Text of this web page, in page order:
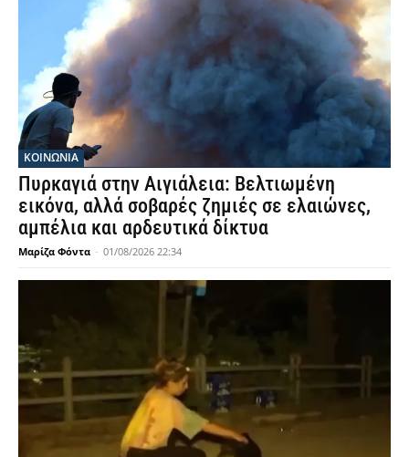
ΚΟΙΝΩΝΙΑ
Πυρκαγιά στην Αιγιάλεια: Βελτιωμένη
εικόνα, αλλά σοβαρές ζημιές σε ελαιώνες,
αμπέλια και αρδευτικά δίκτυα
Μαρίζα Φόντα - 01/08/2026 22:34